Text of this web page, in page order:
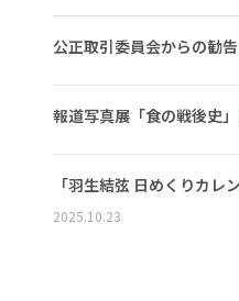
公正取引委員会からの勧
報道写真展「食の戦後史
「羽生結弦 日めくりカレ
2025.10.23